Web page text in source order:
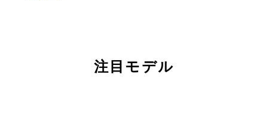
注目モデル